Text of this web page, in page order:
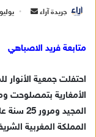
جريدة آراء
ي
د
ا
يوليو 30, 2024
متابعة فريد الاصباهي
احتفلت جمعية الأنوار
الأمغارية بتمصلوحت
المجيد
المملكة المغربية